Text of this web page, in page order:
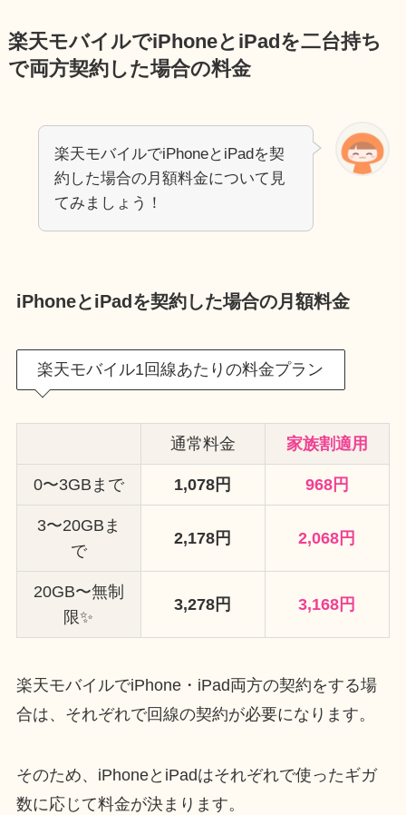
楽天モバイルでiPhoneとiPadを二台持ち
で両方契約した場合の料金
楽天モバイルでiPhoneとiPadを契
約した場合の月額料金について見
てみましょう！
iPhoneとiPadを契約した場合の月額料金
楽天モバイル1回線あたりの料金プラン
通常料金 家族割適用
0〜3GBまで 1,078円 968円
3〜20GBま
で
2,178円 2,068円
20GB〜無制
限✨
3,278円 3,168円
楽天モバイルでiPhone・iPad両方の契約をする場
合は、それぞれで回線の契約が必要になります。
そのため、iPhoneとiPadはそれぞれで使ったギガ
数に応じて料金が決まります。